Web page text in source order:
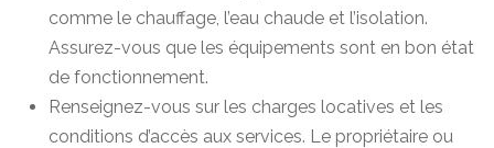
comme le chauffage, l’eau chaude et l’isolation.
Assurez-vous que les équipements sont en bon état
de fonctionnement.
Renseignez-vous sur les charges locatives et les
conditions d’accès aux services. Le propriétaire ou